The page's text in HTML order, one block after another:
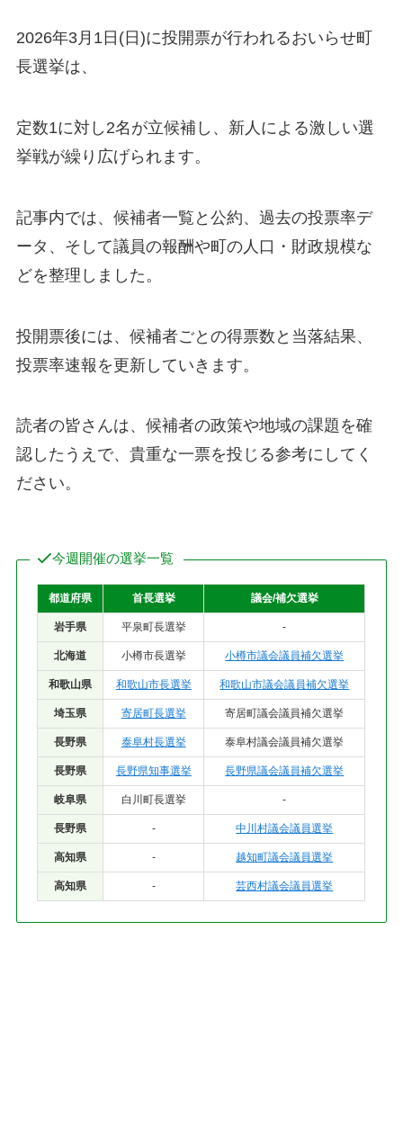
2026年3月1日(日)に投開票が行われるおいらせ町
長選挙は、
定数1に対し2名が立候補し、新人による激しい選
挙戦が繰り広げられます。
記事内では、候補者一覧と公約、過去の投票率デ
ータ、そして議員の報酬や町の人口・財政規模な
どを整理しました。
投開票後には、候補者ごとの得票数と当落結果、
投票率速報を更新していきます。
読者の皆さんは、候補者の政策や地域の課題を確
認したうえで、貴重な一票を投じる参考にしてく
ださい。
今週開催の選挙一覧
都道府県 首長選挙 議会/補欠選挙
岩手県 平泉町長選挙 -
北海道 小樽市長選挙 小樽市議会議員補欠選挙
和歌山県 和歌山市長選挙 和歌山市議会議員補欠選挙
埼玉県 寄居町長選挙 寄居町議会議員補欠選挙
長野県 泰阜村長選挙 泰阜村議会議員補欠選挙
長野県 長野県知事選挙 長野県議会議員補欠選挙
岐阜県 白川町長選挙 -
長野県 - 中川村議会議員選挙
高知県 - 越知町議会議員選挙
高知県 - 芸西村議会議員選挙